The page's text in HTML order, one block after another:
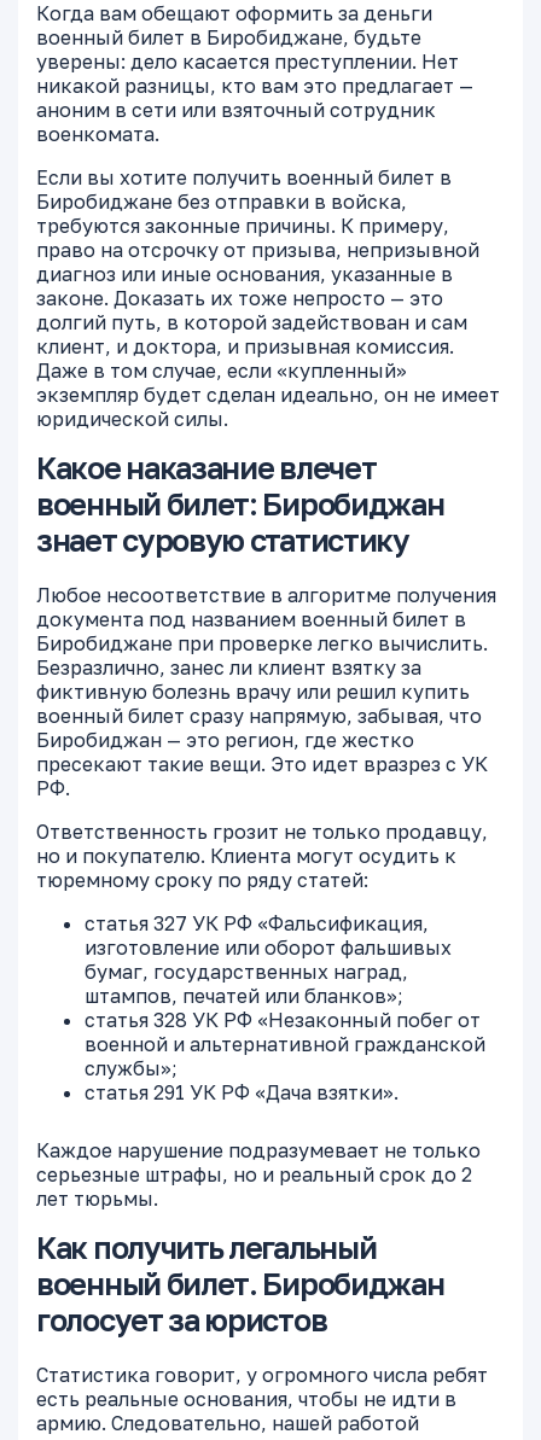
Когда вам обещают оформить за деньги
военный билет в Биробиджане, будьте
уверены: дело касается преступлении. Нет
никакой разницы, кто вам это предлагает —
аноним в сети или взяточный сотрудник
военкомата.
Если вы хотите получить военный билет в
Биробиджане без отправки в войска,
требуются законные причины. К примеру,
право на отсрочку от призыва, непризывной
диагноз или иные основания, указанные в
законе. Доказать их тоже непросто — это
долгий путь, в которой задействован и сам
клиент, и доктора, и призывная комиссия.
Даже в том случае, если «купленный»
экземпляр будет сделан идеально, он не имеет
юридической силы.
Какое наказание влечет
военный билет: Биробиджан
знает суровую статистику
Любое несоответствие в алгоритме получения
документа под названием военный билет в
Биробиджане при проверке легко вычислить.
Безразлично, занес ли клиент взятку за
фиктивную болезнь врачу или решил купить
военный билет сразу напрямую, забывая, что
Биробиджан — это регион, где жестко
пресекают такие вещи. Это идет вразрез с УК
РФ.
Ответственность грозит не только продавцу,
но и покупателю. Клиента могут осудить к
тюремному сроку по ряду статей:
статья 327 УК РФ «Фальсификация,
изготовление или оборот фальшивых
бумаг, государственных наград,
штампов, печатей или бланков»;
статья 328 УК РФ «Незаконный побег от
военной и альтернативной гражданской
службы»;
статья 291 УК РФ «Дача взятки».
Каждое нарушение подразумевает не только
серьезные штрафы, но и реальный срок до 2
лет тюрьмы.
Как получить легальный
военный билет. Биробиджан
голосует за юристов
Статистика говорит, у огромного числа ребят
есть реальные основания, чтобы не идти в
армию. Следовательно, нашей работой